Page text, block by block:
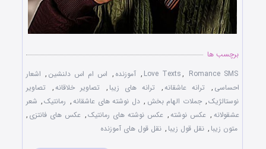
برچسب ها
Love Texts, Romance SMS
, آموزنده , اس ام اس دلنشین , اشعار
احساسی , ترانه عاشقانه, ترانه های زیبا , تصاویر خلاقانه,
تصاویر
نوستالژیک, جملات الهام بخش , دل نوشته های عاشقانه, رمانتیک, شعر
عشقولانه , عکس نوشته, عکس نوشته های رمانتیک, عکس های فانتزی ,
متون زیبا , نقل قول زیبا , نقل قول های آموزنده